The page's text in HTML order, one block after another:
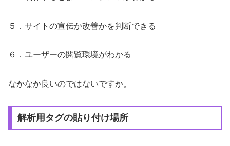
５．サイトの宣伝か改善かを判断できる
６．ユーザーの閲覧環境がわかる
なかなか良いのではないですか。
解析用タグの貼り付け場所